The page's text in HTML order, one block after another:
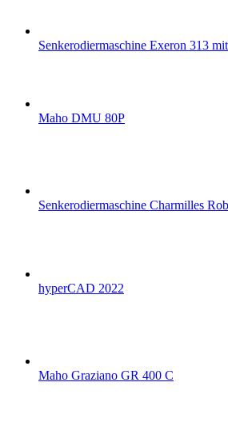
Senkerodiermaschine Exeron 313
Maho DMU 80P
Senkerodiermaschine Charmilles
hyperCAD 2022
Maho Graziano GR 400 C